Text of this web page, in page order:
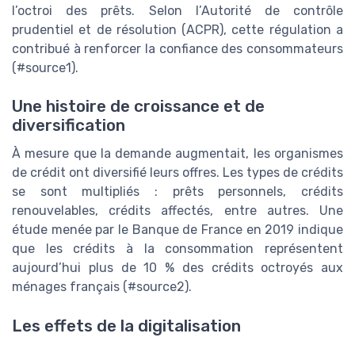
l’octroi des prêts. Selon l’Autorité de contrôle
prudentiel et de résolution (ACPR), cette régulation a
contribué à renforcer la confiance des consommateurs
(#source1).
Une histoire de croissance et de
diversification
À mesure que la demande augmentait, les organismes
de crédit ont diversifié leurs offres. Les types de crédits
se sont multipliés : prêts personnels, crédits
renouvelables, crédits affectés, entre autres. Une
étude menée par le Banque de France en 2019 indique
que les crédits à la consommation représentent
aujourd’hui plus de 10 % des crédits octroyés aux
ménages français (#source2).
Les effets de la digitalisation